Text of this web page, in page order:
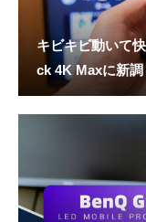
キビキビ動いて
ck 4K Maxに新調